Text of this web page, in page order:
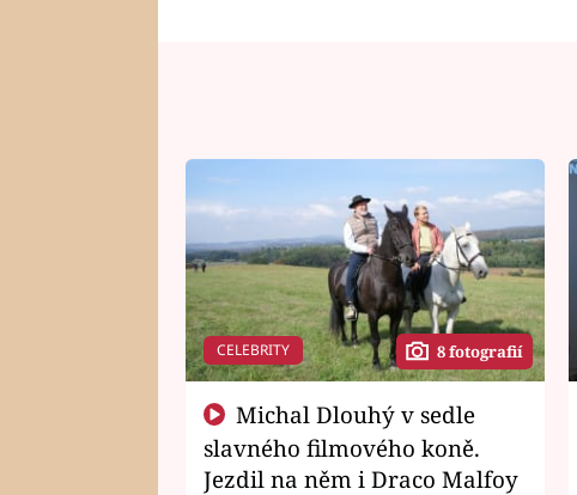
CELEBRITY 8 fotografií
slavného filmového koně.
Jezdil na něm i Draco Malfoy